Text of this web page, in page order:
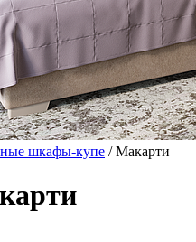
шкафы-купе / Макарти